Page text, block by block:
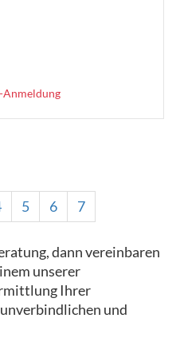
Anmeldung
5 6 7
dann vereinbaren
unserer
Ihrer
und